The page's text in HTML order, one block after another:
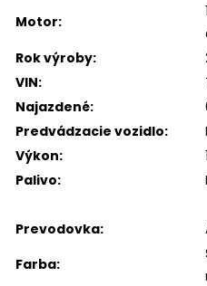
Motor:
Rok výroby:
VIN:
Najazdené:
Predvádzacie vozidlo:
Výkon:
Palivo:
Prevodovka:
Farba: